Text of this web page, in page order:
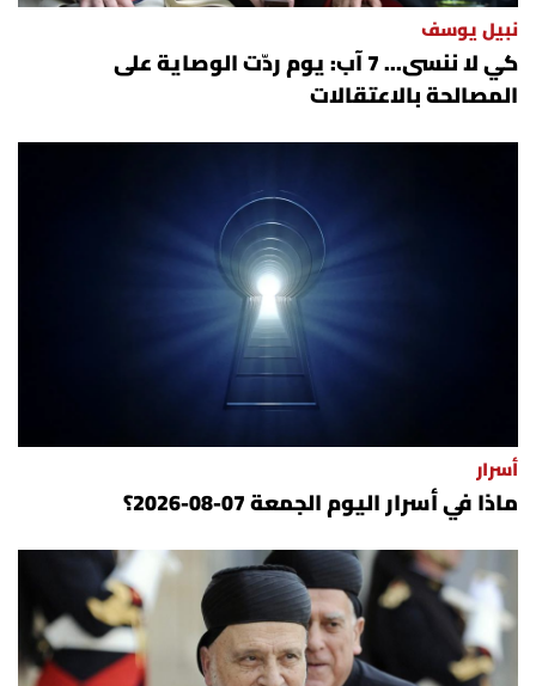
نبيل يوسف
كي لا ننسى... 7 آب: يوم ردّت الوصاية على
المصالحة بالاعتقالات
أسرار
ماذا في أسرار اليوم الجمعة 07-08-2026؟